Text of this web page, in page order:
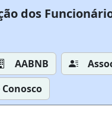
dos
AABNB
Conosco